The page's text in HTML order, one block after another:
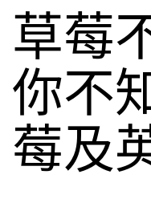
草莓
你不
莓及